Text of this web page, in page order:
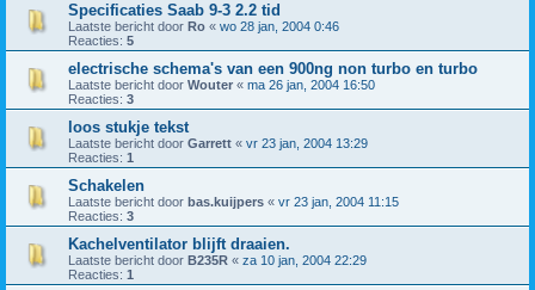
Specificaties Saab 9-3 2.2 tid
Laatste bericht door Ro « wo 28 jan, 2004 0:46
Reacties: 5
electrische schema's van een 900ng non turbo en turbo
Laatste bericht door Wouter « ma 26 jan, 2004 16:50
Reacties: 3
loos stukje tekst
Laatste bericht door Garrett « vr 23 jan, 2004 13:29
Reacties: 1
Schakelen
Laatste bericht door bas.kuijpers « vr 23 jan, 2004 11:15
Reacties: 3
Kachelventilator blijft draaien.
Laatste bericht door B235R « za 10 jan, 2004 22:29
Reacties: 1